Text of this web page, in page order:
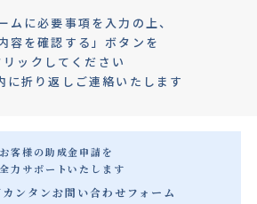
ムに必要事項を入力の上、
容を確認する」ボタンを
リックしてください
に折り返しご連絡いたします
お客様の助成金申請を
全力サポートいたします
カンタンお問い合わせフォーム